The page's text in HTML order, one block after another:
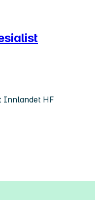
Innlandet HF